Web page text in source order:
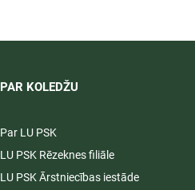
PAR KOLEDŽU
Par LU PSK
LU PSK Rēzeknes filiāle
LU PSK Ārstniecības iestāde